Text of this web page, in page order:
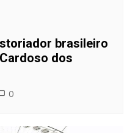
brasileiro
dos
0